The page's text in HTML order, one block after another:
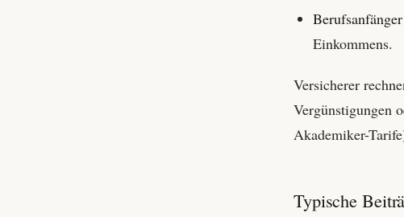
Berufsanfänger
Einkommens.
Versicherer
Vergünstigungen
Akademiker-
Typische